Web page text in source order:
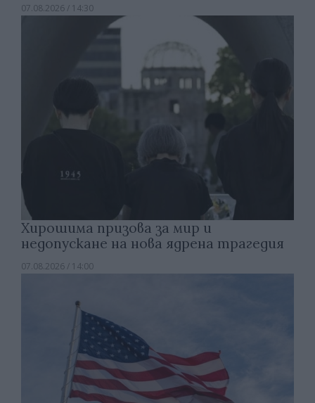
07.08.2026 / 14:30
Хирошима призова за мир и
недопускане на нова ядрена трагедия
07.08.2026 / 14:00